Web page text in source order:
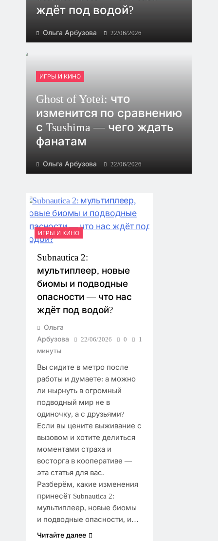
ждёт под водой?
Ольга Арбузова 22/06/2026
ИГРЫ И КИНО
Ghost of Yotei: что
изменится по сравнению
с Tsushima — чего ждать
фанатам
Ольга Арбузова 22/06/2026
ИГРЫ И КИНО
Subnautica 2:
мультиплеер, новые
биомы и подводные
опасности — что нас
ждёт под водой?
Ольга
Арбузова
22/06/2026 0
1
минуты
Вы сидите в метро после
работы и думаете: а можно
ли нырнуть в огромный
подводный мир не в
одиночку, а с друзьями?
Если вы цените выживание с
вызовом и хотите делиться
моментами страха и
восторга в кооперативе —
эта статья для вас.
Разберём, какие изменения
принесёт Subnautica 2:
мультиплеер, новые биомы
и подводные опасности, и…
Читайте далее